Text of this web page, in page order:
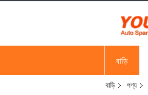
বাড়ি
বাড়ি পণ্য